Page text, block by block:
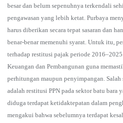
besar dan belum sepenuhnya terkendali
pengawasan yang lebih ketat. Purbaya
harus diberikan secara tepat sasaran dan
benar-benar memenuhi syarat. Untuk itu,
terhadap restitusi pajak periode 2016–2025
Keuangan dan Pembangunan guna
perhitungan maupun penyimpangan.
adalah restitusi PPN pada sektor batu bara
diduga terdapat ketidaktepatan dalam
mengakui bahwa sebelumnya terdapat